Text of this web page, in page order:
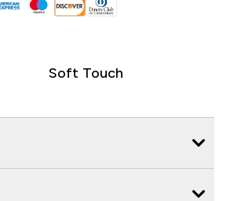
Soft Touch